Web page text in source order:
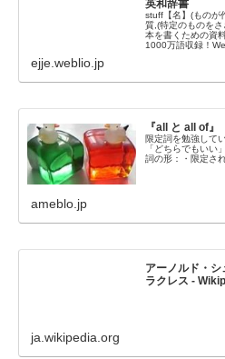
英和辞書
stuff【名】(ものが
質,(特定のものを
本を書くための資
1000万語収録！
ejje.weblio.jp
『all と all of』
限定詞を勉強して
「どちらでもいい
詞の形：・限定さ
ameblo.jp
アーノルド・
ラクレス -
ja.wikipedia.org